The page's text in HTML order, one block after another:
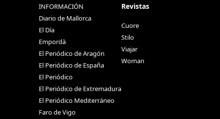
INFORMACIÓN
Diario de Mallorca
El Día
Empordà
El Periódico de Aragón
El Periódico de España
El Periódico
El Periódico de Extremadura
El Periódico Mediterráneo
Faro de Vigo
Revistas
Cuore
Stilo
Viajar
Woman